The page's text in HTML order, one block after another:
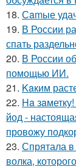
18. Сamые
19. В России
спать
20. В России
помощью ИИ.
21. Kaким
22. Ha
йод -
провожу
23. Спрятала в
волка,